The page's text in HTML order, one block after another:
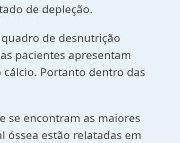
de depleção.
de desnutrição
pacientes apresentam
Portanto dentro das
se encontram as maiores
óssea estão relatadas em